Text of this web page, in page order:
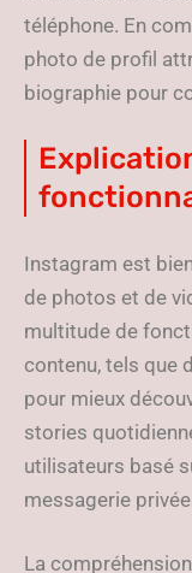
téléphone. En
photo de profil
biographie pour
Instagram est
de photos et de
multitude de
contenu, tels que
pour mieux
stories
utilisateurs basé
messagerie
La